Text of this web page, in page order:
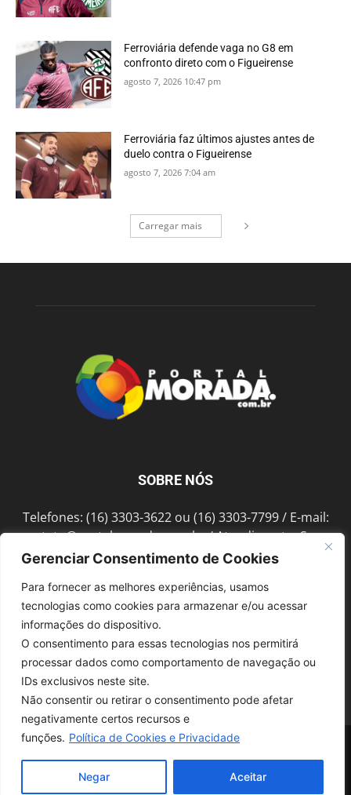
Gerenciar Consentimento de Cookies
Para fornecer as melhores experiências, usamos
tecnologias como cookies para armazenar e/ou acessar
informações do dispositivo.
O consentimento para essas tecnologias nos permitirá
processar dados como comportamento de navegação ou
IDs exclusivos neste site.
Não consentir ou retirar o consentimento pode afetar
negativamente certos recursos e
funções. Política de Cookies e Privacidade
Negar Aceitar
Ferroviária defende vaga no G8 em
confronto direto com o Figueirense
agosto 7, 2026 10:47 pm
Ferroviária faz últimos ajustes antes de
duelo contra o Figueirense
agosto 7, 2026 7:04 am
Carregar mais
SOBRE NÓS
Telefones: (16) 3303-3622 ou (16) 3303-7799 / E-mail:
contato@portalmorada.com.br/ Atendimento: Seg a
Sex das 8h às 18h / Endereço: Av. Bento de Abreu, 889
SIGA-NOS
© 1997-2022, GRUPO ROBERTO MONTORO É proibida a reprodução do
conteúdo em qualquer meio de comunicação, eletrônico ou impresso,
Desenvolvido pelaSoloWeb.com.br